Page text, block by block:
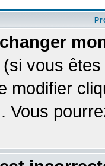
vous
modifier
Vous